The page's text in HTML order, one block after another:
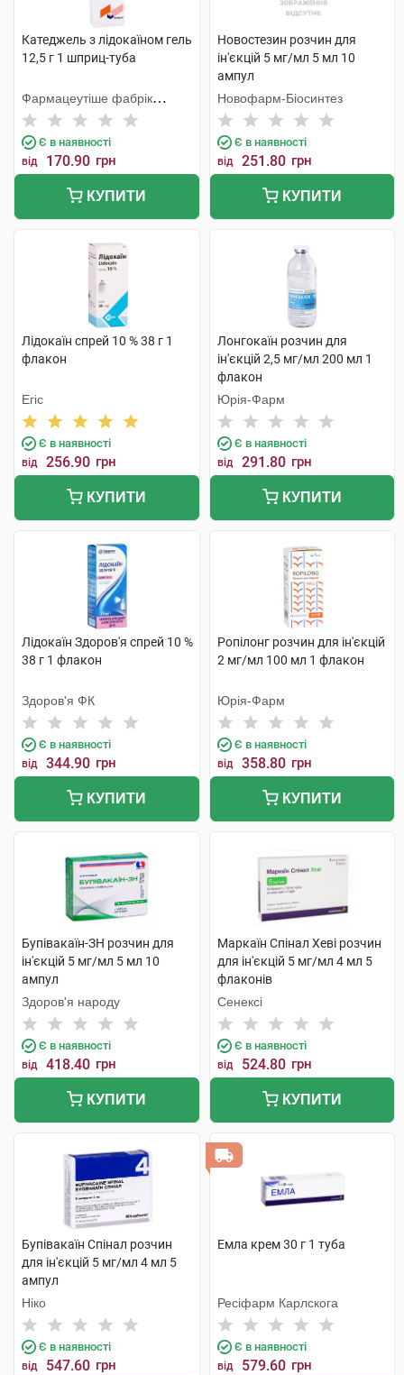
Катеджель з лідокаїном гель
12,5 г 1 шприц-туба
Фармацеутіше фабрік
Монтавіт
Є в наявності
від 170.90 грн
КУПИТИ
Новостезин розчин для
ін'єкцій 5 мг/мл 5 мл 10
ампул
Новофарм-Біосинтез
Є в наявності
від 251.80 грн
КУПИТИ
Лідокаїн спрей 10 % 38 г 1
флакон
Егіс
Є в наявності
від 256.90 грн
КУПИТИ
Лонгокаїн розчин для
ін'єкцій 2,5 мг/мл 200 мл 1
флакон
Юрія-Фарм
Є в наявності
від 291.80 грн
КУПИТИ
Лідокаїн Здоров'я спрей 10 %
38 г 1 флакон
Здоров'я ФК
Є в наявності
від 344.90 грн
КУПИТИ
Ропілонг розчин для ін'єкцій
2 мг/мл 100 мл 1 флакон
Юрія-Фарм
Є в наявності
від 358.80 грн
КУПИТИ
Бупівакаїн-ЗН розчин для
ін'єкцій 5 мг/мл 5 мл 10
ампул
Здоров'я народу
Є в наявності
від 418.40 грн
КУПИТИ
Маркаїн Спінал Хеві розчин
для ін'єкцій 5 мг/мл 4 мл 5
флаконів
Сенексі
Є в наявності
від 524.80 грн
КУПИТИ
Бупівакаїн Спінал розчин
для ін'єкцій 5 мг/мл 4 мл 5
ампул
Ніко
Є в наявності
від 547.60 грн
Емла крем 30 г 1 туба
Ресіфарм Карлскога
Є в наявності
від 579.60 грн